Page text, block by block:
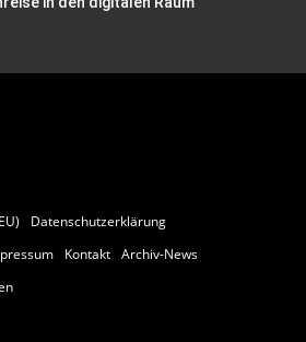
Datenschutzerklärung
Kontakt Archiv-News